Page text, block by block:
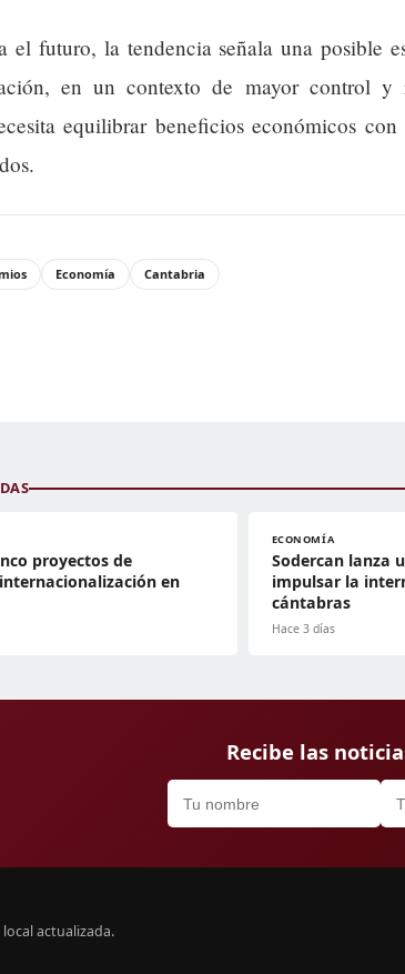
el futuro, la tendencia señala una posible
en un contexto de mayor control
equilibrar beneficios económicos
Economía Cantabria
proyectos de
en
ECONOMÍA
Sodercan lanza
impulsar la
cántabras
Hace 3 días
Recibe las
actualizada.